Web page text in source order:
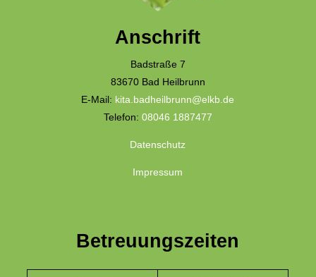
Anschrift
Badstraße 7
83670 Bad Heilbrunn
E-Mail: kita.badheilbrunn@elkb.de
Telefon: 08046 1887477
Datenschutz
Impressum
Betreuungszeiten